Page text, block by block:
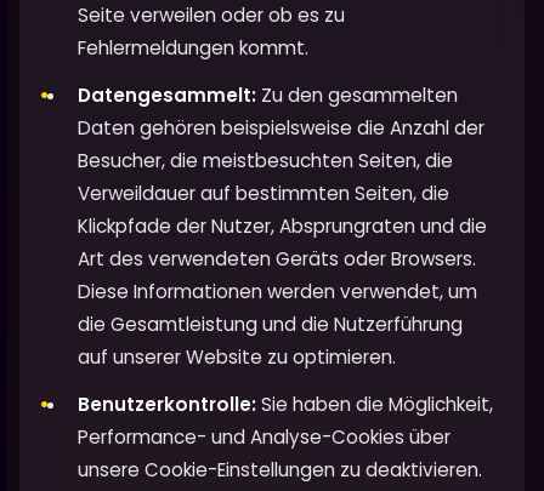
Seite verweilen oder ob es zu
Fehlermeldungen kommt.
Datengesammelt: Zu den gesammelten
Daten gehören beispielsweise die Anzahl der
Besucher, die meistbesuchten Seiten, die
Verweildauer auf bestimmten Seiten, die
Klickpfade der Nutzer, Absprungraten und die
Art des verwendeten Geräts oder Browsers.
Diese Informationen werden verwendet, um
die Gesamtleistung und die Nutzerführung
auf unserer Website zu optimieren.
Benutzerkontrolle:Sie haben die Möglichkeit,
Performance- und Analyse-Cookies über
unsere Cookie-Einstellungen zu deaktivieren.